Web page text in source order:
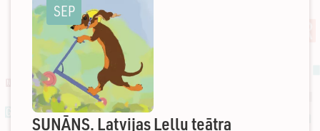
SUNĀNS. Latvijas Leļļu teātra
SEP